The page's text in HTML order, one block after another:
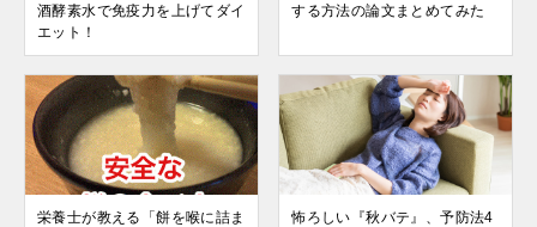
酒酵素水で免疫力を上げてダイ
エット！
する方法の論文まとめてみた
栄養士が教える「餅を喉に詰ま
怖ろしい『秋バテ』、予防法4